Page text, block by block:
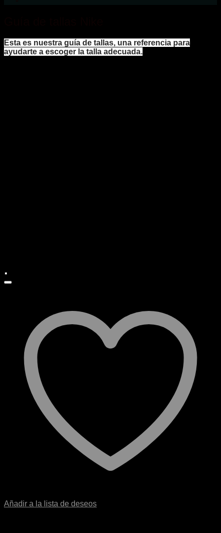
Esta es nuestra guía de tallas, una referencia para
ayudarte a escoger la talla adecuada.
Añadir a la lista de deseos